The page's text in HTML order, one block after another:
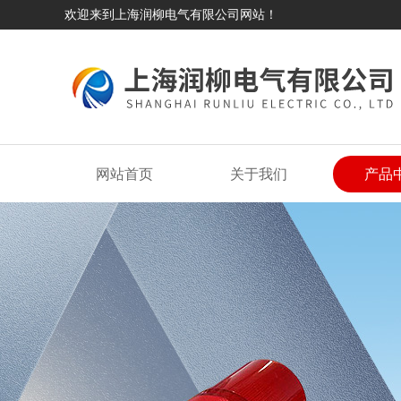
欢迎来到上海润柳电气有限公司网站！
网站首页 关于我们 产品